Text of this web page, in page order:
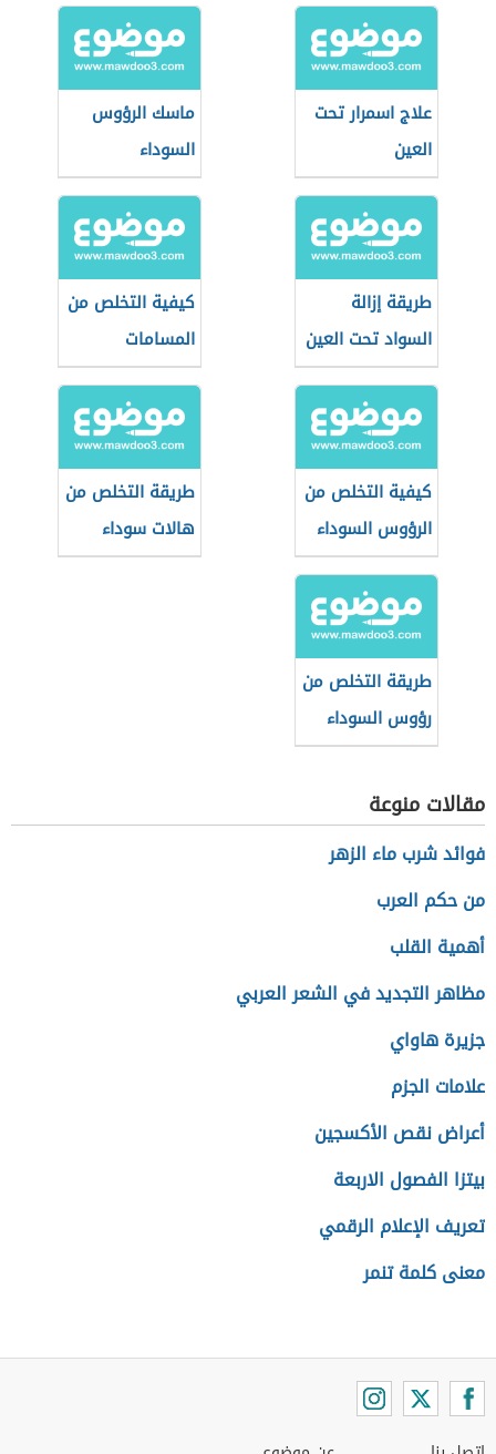
علاج اسمرار تحت
العين
ماسك الرؤوس
السوداء
طريقة إزالة
السواد تحت العين
كيفية التخلص من
المسامات
الواسعة في
الوجه
كيفية التخلص من
الرؤوس السوداء
في الساقين
طريقة التخلص من
هالات سوداء
طريقة التخلص من
رؤوس السوداء
مقالات منوعة
فوائد شرب ماء الزهر
من حكم العرب
أهمية القلب
مظاهر التجديد في الشعر العربي
جزيرة هاواي
علامات الجزم
أعراض نقص الأکسجین
بيتزا الفصول الاربعة
تعريف الإعلام الرقمي
معنى كلمة تنمر